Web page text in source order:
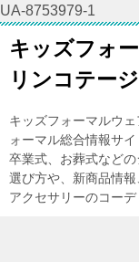
UA-8753979-1
キッズフォ
リンコテー
キッズフォーマルウ
ォーマル総合情報サ
卒業式、お葬式など
選び方や、新商品情
アクセサリーのコー